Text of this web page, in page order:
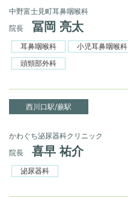
中野富士見町耳鼻咽喉科
院長
冨岡 亮太
耳鼻咽喉科 小児耳鼻咽喉科
頭頸部外科
西川口駅/蕨駅
かわぐち泌尿器科クリニック
院長
喜早 祐介
泌尿器科